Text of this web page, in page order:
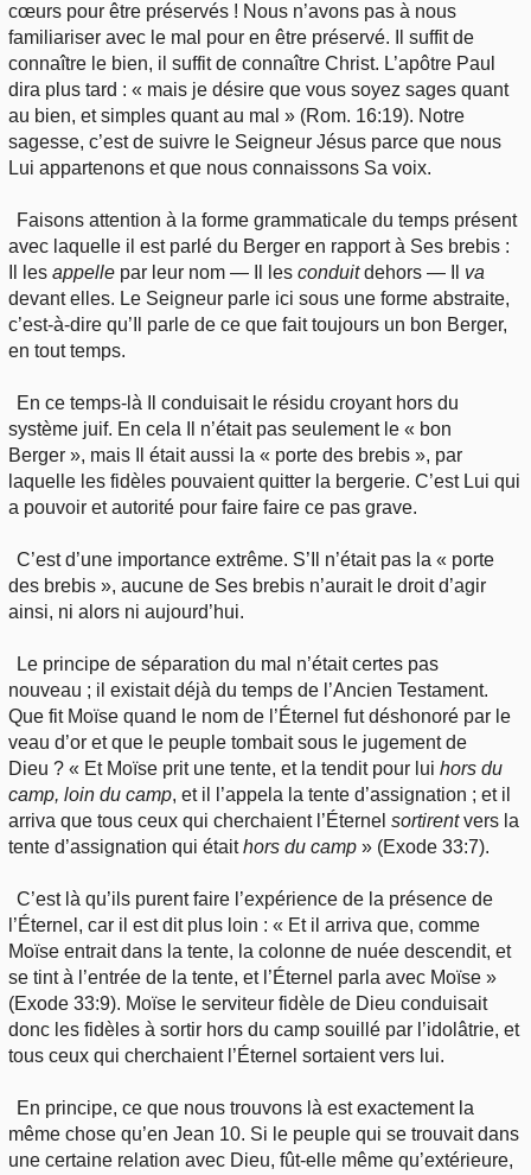
cœurs pour être préservés ! Nous n’avons pas à nous
familiariser avec le mal pour en être préservé. Il suffit de
connaître le bien, il suffit de connaître Christ. L’apôtre Paul
dira plus tard : « mais je désire que vous soyez sages quant
au bien, et simples quant au mal » (Rom. 16:19). Notre
sagesse, c’est de suivre le Seigneur Jésus parce que nous
Lui appartenons et que nous connaissons Sa voix.
Faisons attention à la forme grammaticale du temps présent
avec laquelle il est parlé du Berger en rapport à Ses brebis :
Il les appelle par leur nom — Il les conduitdehors — Il va
devant elles. Le Seigneur parle ici sous une forme abstraite,
c’est-à-dire qu’Il parle de ce que fait toujours un bon Berger,
en tout temps.
En ce temps-là Il conduisait le résidu croyant hors du
système juif. En cela Il n’était pas seulement le « bon
Berger », mais Il était aussi la « porte des brebis », par
laquelle les fidèles pouvaient quitter la bergerie. C’est Lui qui
a pouvoir et autorité pour faire faire ce pas grave.
C’est d’une importance extrême. S’Il n’était pas la « porte
des brebis », aucune de Ses brebis n’aurait le droit d’agir
ainsi, ni alors ni aujourd’hui.
Le principe de séparation du mal n’était certes pas
nouveau ; il existait déjà du temps de l’Ancien Testament.
Que fit Moïse quand le nom de l’Éternel fut déshonoré par le
veau d’or et que le peuple tombait sous le jugement de
Dieu ? « Et Moïse prit une tente, et la tendit pour lui hors du
camp, loin du camp, et il l’appela la tente d’assignation ; et il
arriva que tous ceux qui cherchaient l’Éternel sortirentvers la
tente d’assignation qui étaithors du camp » (Exode 33:7).
C’est là qu’ils purent faire l’expérience de la présence de
l’Éternel, car il est dit plus loin : « Et il arriva que, comme
Moïse entrait dans la tente, la colonne de nuée descendit, et
se tint à l’entrée de la tente, et l’Éternel parla avec Moïse »
(Exode 33:9). Moïse le serviteur fidèle de Dieu conduisait
donc les fidèles à sortir hors du camp souillé par l’idolâtrie, et
tous ceux qui cherchaient l’Éternel sortaient vers lui.
En principe, ce que nous trouvons là est exactement la
même chose qu’en Jean 10. Si le peuple qui se trouvait dans
une certaine relation avec Dieu, fût-elle même qu’extérieure,